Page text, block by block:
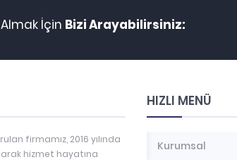
İçin Bizi Arayabilirsiniz:
firmamız, 2016 yılında
olarak hizmet hayatına
HIZLI MENÜ
Kurumsal